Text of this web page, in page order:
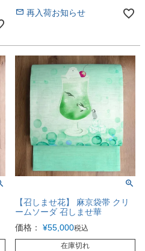
再入荷お知らせ
【召しませ花】 麻京袋帯 クリ
ームソーダ 召しませ華
価格：
¥55,000税込
在庫切れ